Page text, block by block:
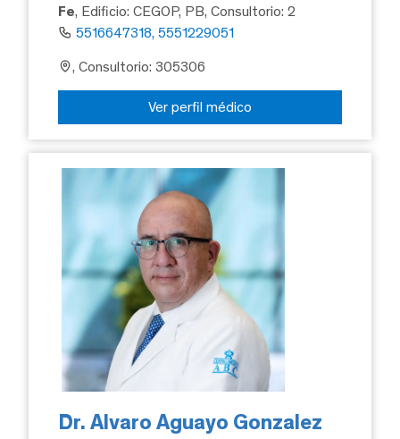
Fe, Edificio: CEGOP, PB, Consultorio: 2
5516647318, 5551229051
, Consultorio: 305306
Ver perfil médico
Dr. Alvaro Aguayo Gonzalez